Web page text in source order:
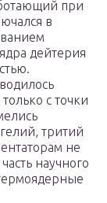
при
в
дейтерия
с точки
тритий
не
научного